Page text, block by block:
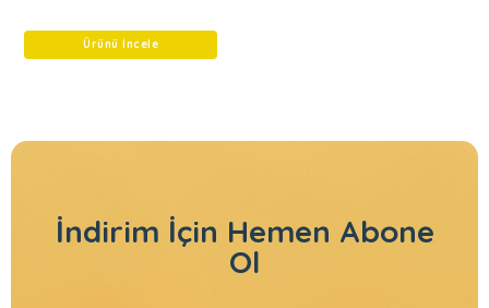
of
Ürünü İncele
İndirim İçin Hemen Abone
Ol